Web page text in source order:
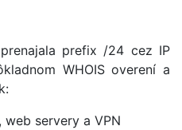
prefix /24 cez IP
WHOIS overení a
servery a VPN